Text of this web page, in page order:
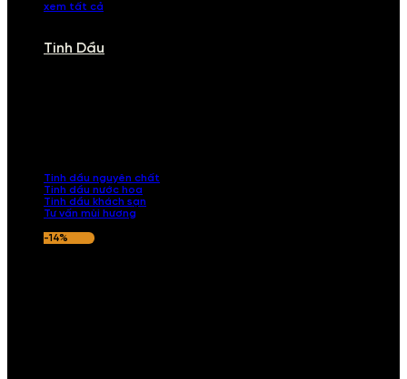
xem tất cả
Tinh Dầu
Tinh dầu nguyên chất
Tinh dầu nước hoa
Tinh dầu khách sạn
Tư vấn mùi hương
-14%